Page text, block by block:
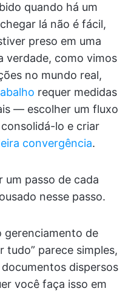
quando há um
lá não é fácil,
preso em uma
verdade, como vimos
no mundo real,
requer medidas
— escolher um fluxo
lo e criar
convergência.
um passo de cada
nesse passo.
gerenciamento de
tudo” parece simples,
dispersos
você faça isso em